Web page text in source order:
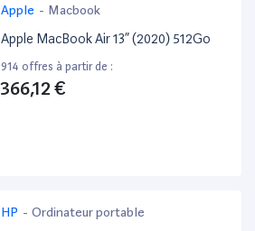
Apple - Macbook
Apple MacBook Air 13” (2020) 512Go
914 offres à partir de :
366,12 €
HP - Ordinateur portable